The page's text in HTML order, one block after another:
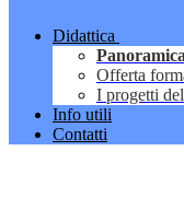
Didattica
Panoramica
Offerta
I progetti
Info utili
Contatti